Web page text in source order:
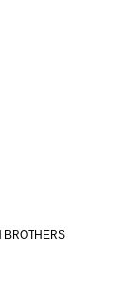
BROTHERS